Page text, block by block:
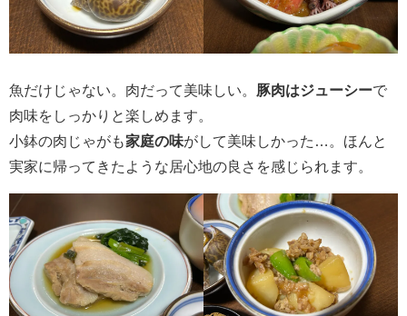
魚だけじゃない。肉だって美味しい。 豚肉はジューシーで
肉味をしっかりと楽しめます。
小鉢の肉じゃがも家庭の味がして美味しかった…。ほんと
実家に帰ってきたような居心地の良さを感じられます。